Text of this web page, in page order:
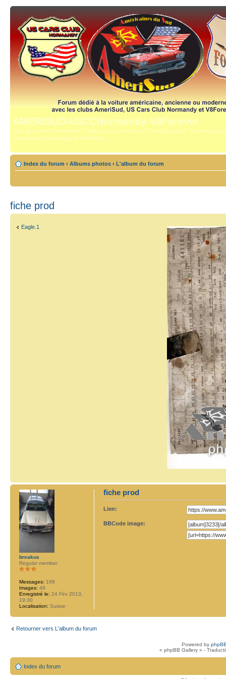
AMERISUD-USCCNormandy-V8Forever
Vous avez une "américaine" ? Bravo, vous avez trouvé "the right place", le forum qui
compétence, reportages et technique.
Index du forum ‹ Albums photos ‹ L'album du forum
fiche prod
Eagle.1
fiche prod
Lien:
BBCode image:
breakus
Regular member
Messages: 188
Images: 49
Enregistré le: 24 Fév 2013,
19:30
Localisation: Suisse
Retourner vers L'album du forum
Powered by
« phpBB Gallery » -
Index du forum